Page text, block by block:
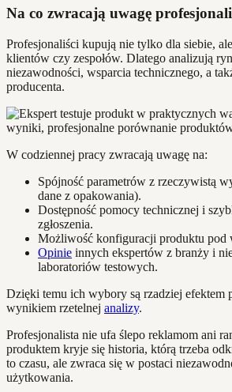
Na co zwracają uwagę
Profesjonaliści kupują nie tylko dla siebie,
klientów czy zespołów. Dlatego analizują
niezawodności, wsparcia technicznego, a
producenta.
W codziennej pracy zwracają uwagę na:
Spójność parametrów z rzeczywistą
dane z opakowania).
Dostępność pomocy technicznej i
zgłoszenia.
Możliwość konfiguracji produktu pod
Opinie innych ekspertów z branży i
laboratoriów testowych.
Dzięki temu ich wybory są rzadziej efektem
wynikiem rzetelnej analizy.
Profesjonalista nie ufa ślepo reklamom ani
produktem kryje się historia, którą trzeba
to czasu, ale zwraca się w postaci
użytkowania.